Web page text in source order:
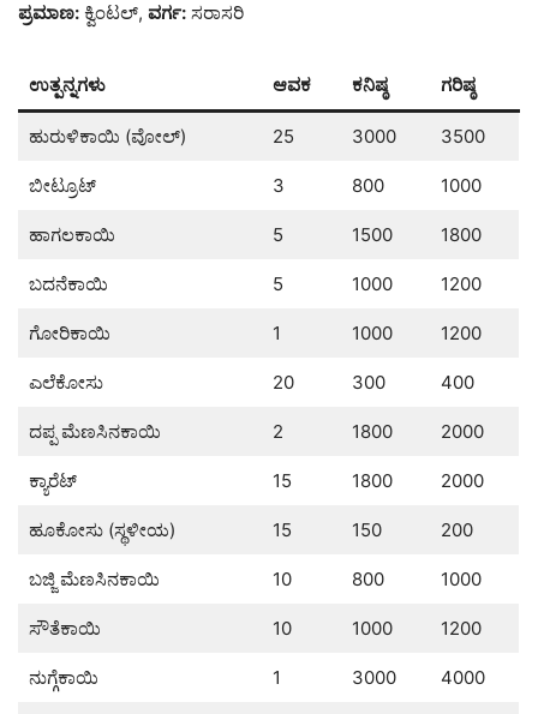
ಪ್ರಮಾಣ: ಕ್ವಿಂಟಲ್, ವರ್ಗ: ಸರಾಸರಿ
ಉತ್ಪನ್ನಗಳು ಆವಕ ಕನಿಷ್ಠ ಗರಿಷ್ಠ
ಹುರುಳಿಕಾಯಿ (ವೋಲ್) 25 3000 3500
ಬೀಟ್ರೂಟ್ 3 800 1000
ಹಾಗಲಕಾಯಿ 5 1500 1800
ಬದನೆಕಾಯಿ 5 1000 1200
ಗೋರಿಕಾಯಿ 1 1000 1200
ಎಲೆಕೋಸು 20 300 400
ದಪ್ಪ ಮೆಣಸಿನಕಾಯಿ 2 1800 2000
ಕ್ಯಾರೆಟ್ 15 1800 2000
ಹೂಕೋಸು (ಸ್ಥಳೀಯ) 15 150 200
ಬಜ್ಜಿ ಮೆಣಸಿನಕಾಯಿ 10 800 1000
ಸೌತೆಕಾಯಿ 10 1000 1200
ನುಗ್ಗೆಕಾಯಿ 1 3000 4000